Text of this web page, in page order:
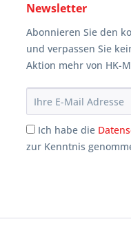
Newsletter
Abonnieren Sie den
und verpassen Sie
Aktion mehr von HK-
Ich habe die
zur Kenntnis